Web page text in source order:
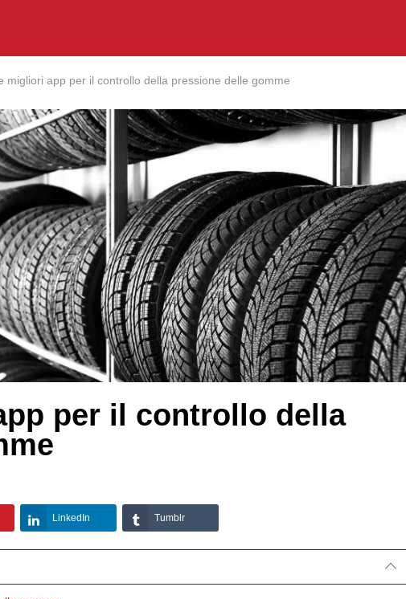
migliori app per il controllo della pressione delle gomme
per il controllo della
LinkedIn Tumblr